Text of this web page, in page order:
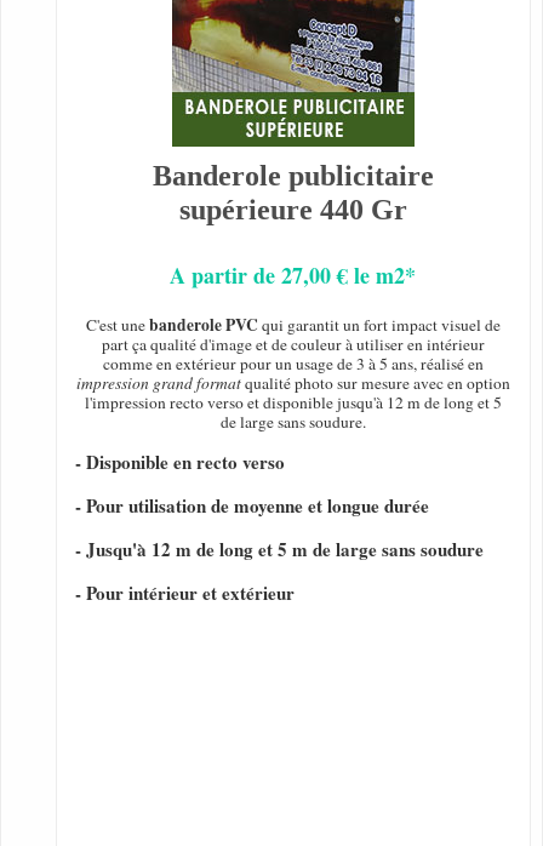
Banderole publicitaire
supérieure 440 Gr
A partir de 27,00 € le m2*
C'est unebanderole PVC qui garantit un fort impact visuel de
part ça qualité d'image et de couleur à utiliser en intérieur
comme en extérieur pour un usage de 3 à 5 ans, réalisé en
impression grand formatqualité photo sur mesure avec en option
l'impression recto verso et disponible jusqu'à 12 m de long et 5
de large sans soudure.
- Disponible en recto verso
- Pour utilisation de moyenne et longue durée
- Jusqu'à 12 m de long et 5 m de large sans soudure
- Pour intérieur et extérieur